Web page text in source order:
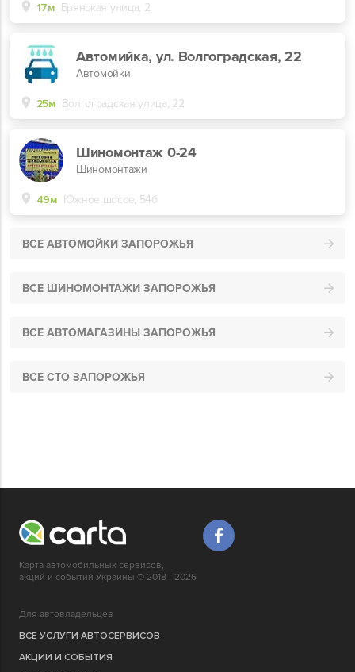
17м Брянская улица, 2
Автомийка, ул. Волгоградская, 22
Автомойки
25м Волгоградская улица, 22
Шиномонтаж 0-24
Шиномонтажи
49м Южное шоссе, 54б
ВСЕ АВТОМОЙКИ ЗАПОРОЖЬЯ
ВСЕ ШИНОМОНТАЖИ ЗАПОРОЖЬЯ
ВСЕ АВТОМАГАЗИНЫ ЗАПОРОЖЬЯ
ВСЕ СТО ЗАПОРОЖЬЯ
Карта автомобильных сервисов,
акций и событий Украины © 2018 - 2026
Для автовладельцев
ВСЕ УСЛУГИ АВТОСЕРВИСОВ
АКЦИИ И СОБЫТИЯ